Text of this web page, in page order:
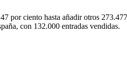
por ciento hasta añadir otros
con 132.000 entradas vendidas.